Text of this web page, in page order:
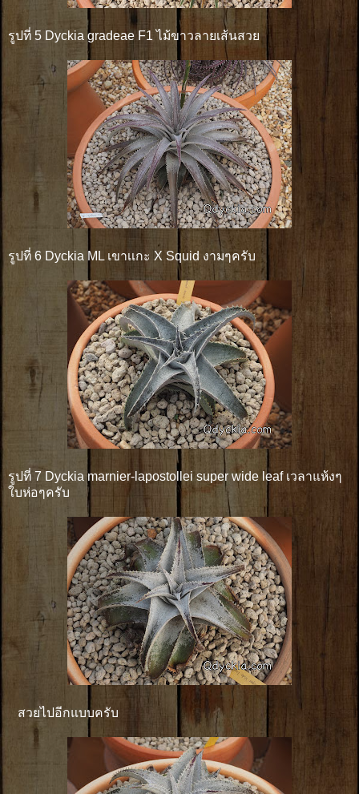
รูปที่ 5 Dyckia gradeae F1 ไม้ขาวลายเส้นสวย
รูปที่ 6 Dyckia ML เขาเเกะ X Squid งามๆครับ
รูปที่ 7 Dyckia marnier-lapostollei super wide leaf เวลาแห้งๆ
ใบห่อๆครับ
สวยไปอีกแบบครับ